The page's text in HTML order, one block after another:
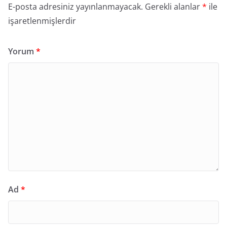
E-posta adresiniz yayınlanmayacak. Gerekli alanlar* ile
işaretlenmişlerdir
Yorum *
Ad *